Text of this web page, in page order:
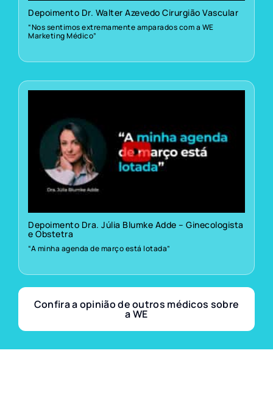
Depoimento Dr. Walter Azevedo Cirurgião Vascular
“Nos sentimos extremamente amparados com a WE
Marketing Médico”
Depoimento Dra. Júlia Blumke Adde – Ginecologista
e Obstetra
“A minha agenda de março está lotada”
Confira a opinião de outros médicos sobre
a WE